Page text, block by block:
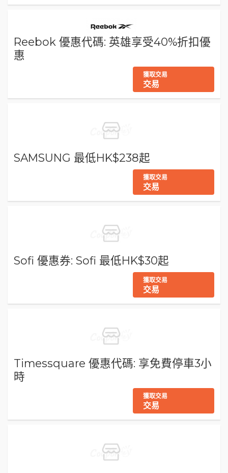
Reebok 優惠代碼: 英雄享受40%折扣優
惠
獲取交易
交易
SAMSUNG 最低HK$238起
獲取交易
交易
Sofi 優惠券: Sofi 最低HK$30起
獲取交易
交易
Timessquare 優惠代碼: 享免費停車3小
時
獲取交易
交易